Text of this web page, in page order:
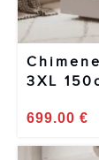
3XL
699.00 €